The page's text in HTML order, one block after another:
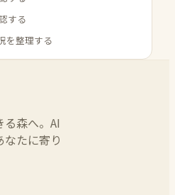
する
を整理する
森へ。AI
たに寄り